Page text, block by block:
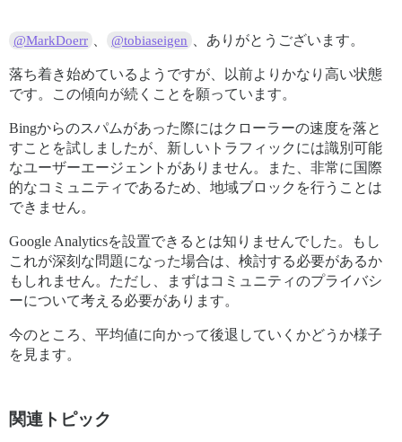
@MarkDoerr @tobiaseigen 、ありがとうございます。
落ち着き始めているようですが、以前よりかなり高い状態
です。この傾向が続くことを願っています。
Bingからのスパムがあった際にはクローラーの速度を落と
すことを試しましたが、新しいトラフィックには識別可能
なユーザーエージェントがありません。また、非常に国際
的なコミュニティであるため、地域ブロックを行うことは
できません。
Google Analyticsを設置できるとは知りませんでした。もし
これが深刻な問題になった場合は、検討する必要があるか
もしれません。ただし、まずはコミュニティのプライバシ
ーについて考える必要があります。
今のところ、平均値に向かって後退していくかどうか様子
を見ます。
関連トピック